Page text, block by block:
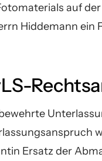
auf
Hiddemann ein
Ersatz der